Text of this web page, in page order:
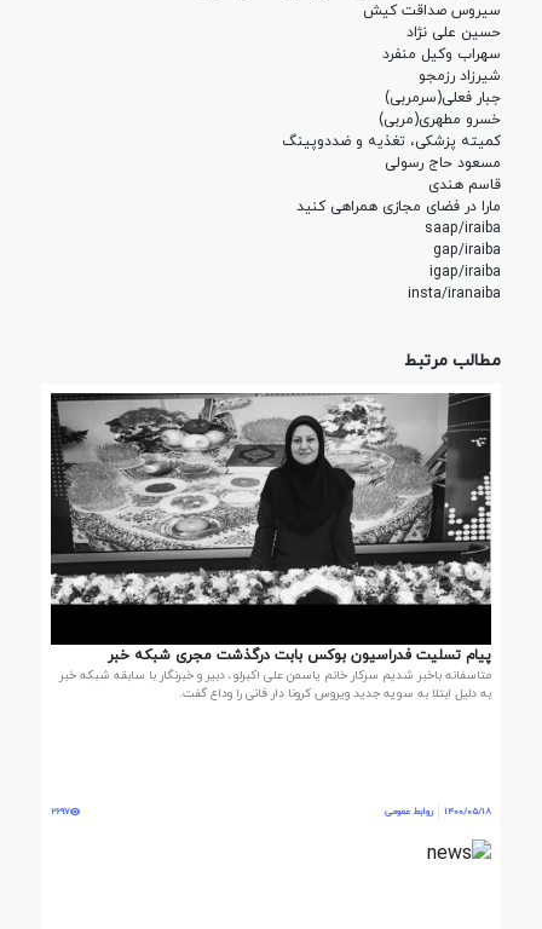
سیروس صداقت کیش
حسین علی نژاد
سهراب وکیل منفرد
شیرزاد رزمجو
جبار فعلی(سرمربی)
خسرو مطهری(مربی)
کمیته پزشکی، تغذیه و ضددوپینگ
مسعود حاج رسولی
قاسم هندی
مارا در فضای مجازی همراهی کنید
saap/iraiba
gap/iraiba
igap/iraiba
insta/iranaiba
مطالب مرتبط
پیام تسلیت فدراسیون بوکس بابت درگذشت مجری شبکه خبر
متاسفانه باخبر شدیم سرکار خانم یاسمن علی اکبرلو، دبیر و خبرنگار با سابقه شبکه خبر
به دلیل ابتلا به سویه جدید ویروس کرونا دار فانی را وداع گفت.
1400/05/18 روابط عمومی 2697